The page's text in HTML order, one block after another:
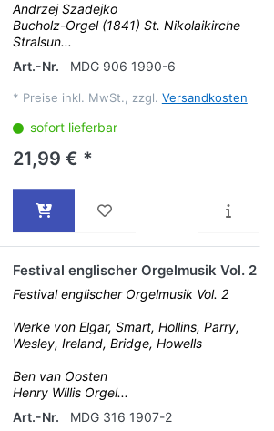
Andrzej Szadejko
Bucholz-Orgel (1841) St. Nikolaikirche
Stralsun...
Art.-Nr.
MDG 906 1990-6
* Preise inkl. MwSt., zzgl. Versandkosten
sofort lieferbar
21,99 € *
Festival englischer Orgelmusik Vol. 2
Festival englischer Orgelmusik Vol. 2
Werke von Elgar, Smart, Hollins, Parry,
Wesley, Ireland, Bridge, Howells
Ben van Oosten
Henry Willis Orgel...
Art.-Nr.
MDG 316 1907-2